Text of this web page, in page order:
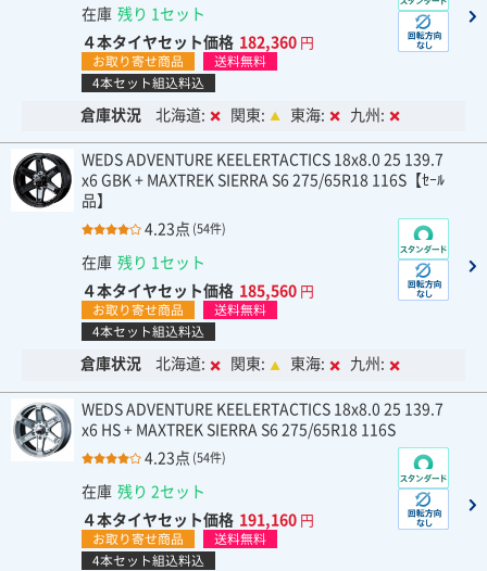
在庫 残り 1セット
４本タイヤセット価格 182,360 円
お取り寄せ商品
送料無料
4本セット組込料込
倉庫状況 北海道: 関東: 東海: 九州:
WEDS ADVENTURE KEELERTACTICS 18x8.0 25 139.7
x6 GBK + MAXTREK SIERRA S6 275/65R18 116S【ｾｰﾙ
品】
4.23点 (54件)
在庫 残り 1セット
４本タイヤセット価格 185,560 円
お取り寄せ商品
送料無料
4本セット組込料込
倉庫状況 北海道: 関東: 東海: 九州:
WEDS ADVENTURE KEELERTACTICS 18x8.0 25 139.7
x6 HS + MAXTREK SIERRA S6 275/65R18 116S
4.23点 (54件)
在庫 残り 2セット
４本タイヤセット価格 191,160 円
お取り寄せ商品
送料無料
4本セット組込料込